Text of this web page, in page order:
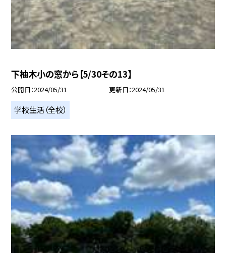
下柚木小の窓から【5/30その13】
公開日 2024/05/31 更新日 2024/05/31
学校生活（全校）